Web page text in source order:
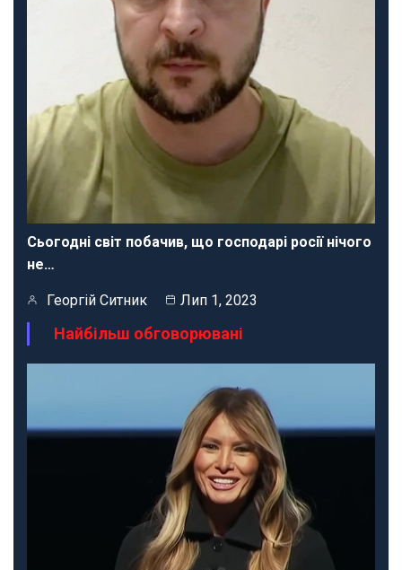
Сьогодні світ побачив, що господарі росії нічого
не…
Георгій Ситник Лип 1, 2023
Найбільш обговорювані